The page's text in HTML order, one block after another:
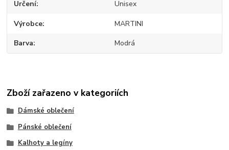
Určení Unisex
Výrobce MARTINI
Barva Modrá
Zboží zařazeno v kategoriích
Dámské oblečení
Pánské oblečení
Kalhoty a legíny